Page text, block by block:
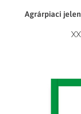
Agrárpiaci